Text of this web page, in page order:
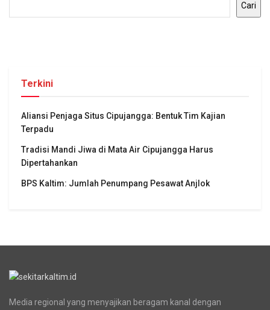
Cari
Terkini
Aliansi Penjaga Situs Cipujangga: Bentuk Tim Kajian
Terpadu
Tradisi Mandi Jiwa di Mata Air Cipujangga Harus
Dipertahankan
BPS Kaltim: Jumlah Penumpang Pesawat Anjlok
Media regional yang menyajikan beragam kanal dengan